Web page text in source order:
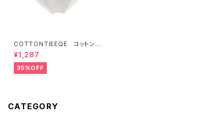
COTTONTIEEQE コットンテ
ィーク コットンベア天竺 シ
ョーツ 敏感肌 お肌に優し
い 綿 コットン94％ （オフ
ホワイト）Ｍサイズ SALE 送
¥1,287
35%OFF
CATEGORY